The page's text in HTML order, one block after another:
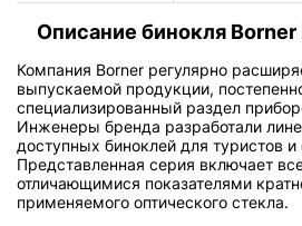
Описание бинокля Borner
Компания Borner регулярно
выпускаемой продукции,
специализированный раздел
Инженеры бренда разработали
доступных биноклей для туристов
Представленная серия включает
отличающимися показателями
применяемого оптического стекла.